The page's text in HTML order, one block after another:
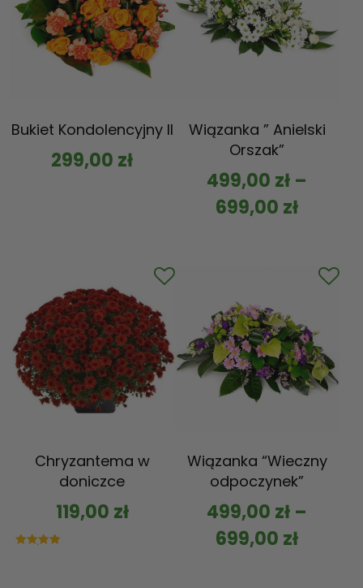
Bukiet Kondolencyjny II
299,00 zł
Wiązanka ” Anielski
Orszak”
499,00 zł –
699,00 zł
Chryzantema w
doniczce
119,00 zł
Wiązanka “Wieczny
odpoczynek”
499,00 zł –
699,00 zł